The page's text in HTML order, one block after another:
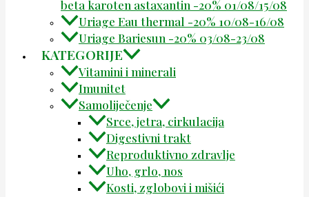
beta karoten astaxantin -20% 01/08/15/08
Uriage Eau thermal -20% 10/08-16/08
Uriage Bariesun -20% 03/08-23/08
KATEGORIJE
Vitamini i minerali
Imunitet
Samoliječenje
Srce, jetra, cirkulacija
Digestivni trakt
Reproduktivno zdravlje
Uho, grlo, nos
Kosti, zglobovi i mišići